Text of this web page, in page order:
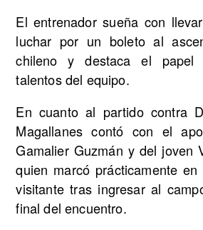
El entrenador sueña con
luchar por un boleto al
chileno y destaca el papel
talentos del equipo.
En cuanto al partido contra
Magallanes contó con el
Gamalier Guzmán y del joven
quien marcó prácticamente
visitante tras ingresar al
final del encuentro.